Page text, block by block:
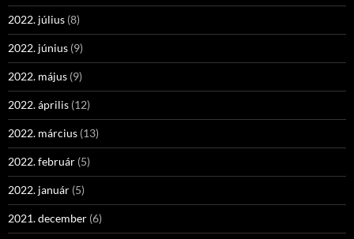
2022. július (8)
2022. június (9)
2022. május (9)
2022. április (12)
2022. március (13)
2022. február (5)
2022. január (5)
2021. december (6)